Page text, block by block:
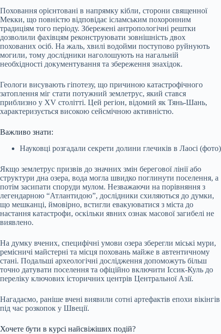
Поховання орієнтовані в напрямку кібли, сторони священної
Мекки, що повністю відповідає ісламським похоронним
традиціям того періоду. Збережені антропологічні рештки
дозволили фахівцям реконструювати зовнішність двох
похованих осіб. На жаль, хвилі водойми поступово руйнують
могили, тому дослідники наголошують на нагальній
необхідності документування та збереження знахідок.
Геологи висувають гіпотезу, що причиною катастрофічного
затоплення міг стати потужний землетрус, який стався
приблизно у XV столітті. Цей регіон, відомий як Тянь-Шань,
характеризується високою сейсмічною активністю.
Важливо знати:
Науковці розгадали секрети долини глечиків в Лаосі (фото)
Якщо землетрус призвів до значних змін берегової лінії або
структури дна озера, вода могла швидко поглинути поселення, а
потім засипати споруди мулом. Незважаючи на порівняння з
легендарною “Атлантидою”, дослідники схиляються до думки,
що мешканці, ймовірно, встигли евакуюватися з міста до
настання катастрофи, оскільки явних ознак масової загибелі не
виявлено.
На думку вчених, специфічні умови озера зберегли міські мури,
ремісничі майстерні та місця поховань майже в автентичному
стані. Подальші археологічні дослідження допоможуть більш
точно датувати поселення та офіційно включити Іссик-Куль до
переліку ключових історичних центрів Центральної Азії.
Нагадаємо, раніше вчені виявили сотні артефактів епохи вікінгів
під час розкопок у Швеції.
Хочете бути в курсі найсвіжіших подій?